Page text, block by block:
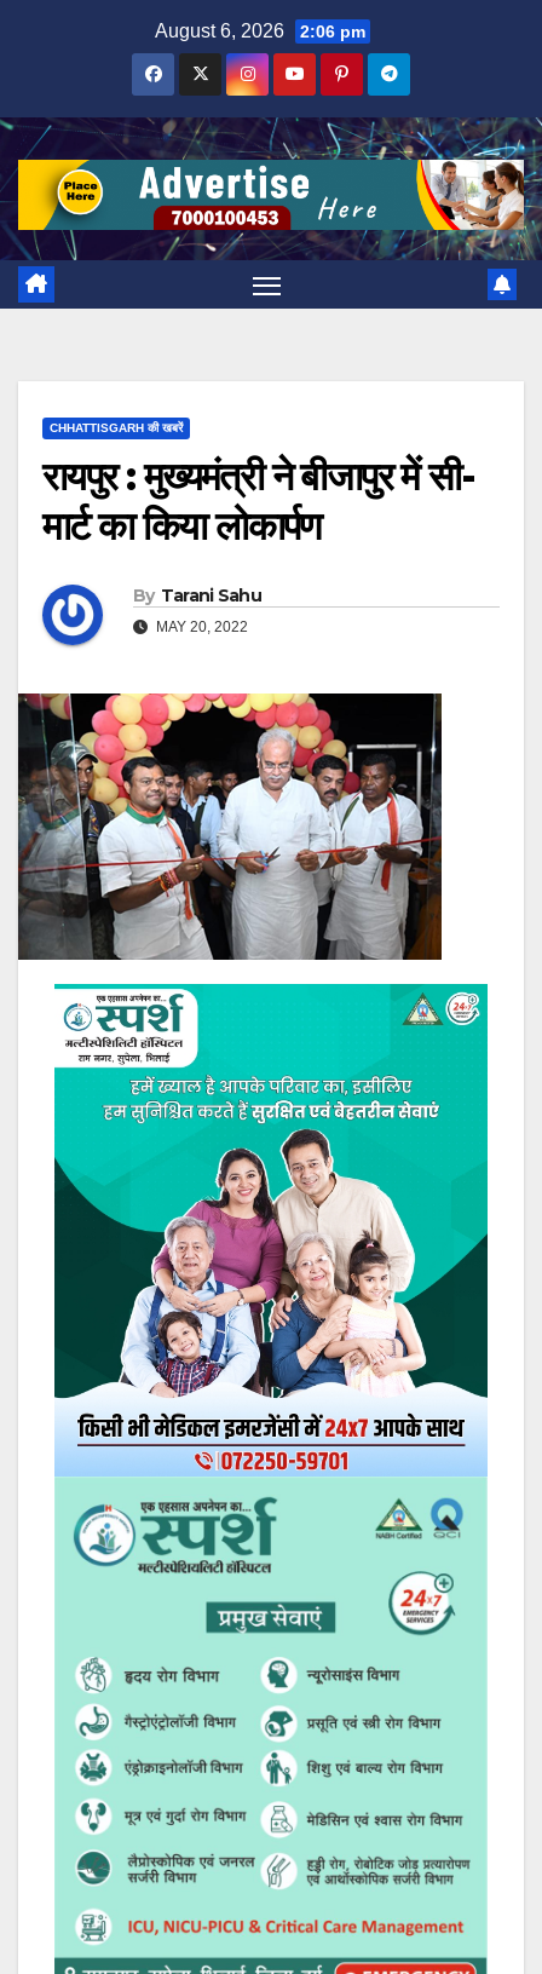
August 6, 2026 2:06 pm
CHHATTISGARH की खबरें
रायपुर : ​​​​​​​मुख्यमंत्री ने बीजापुर में सी-
मार्ट का किया लोकार्पण
By Tarani Sahu
MAY 20, 2022